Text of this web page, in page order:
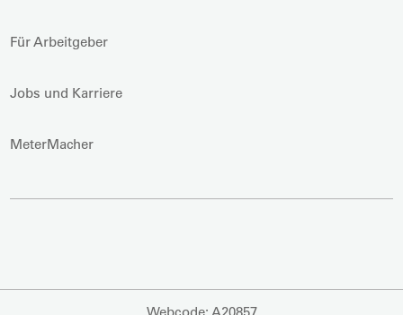
Für Arbeitgeber
Jobs und Karriere
MeterMacher
Webcode: A20857